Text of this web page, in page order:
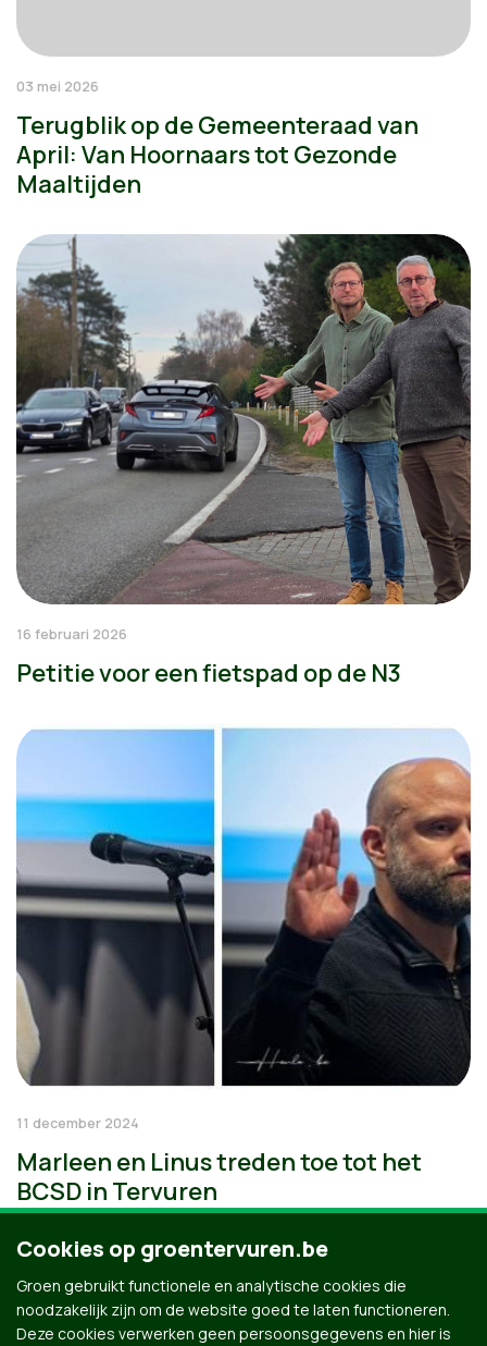
03 mei 2026
Terugblik op de Gemeenteraad van
April: Van Hoornaars tot Gezonde
Maaltijden
16 februari 2026
Petitie voor een fietspad op de N3
11 december 2024
Marleen en Linus treden toe tot het
BCSD in Tervuren
Cookies op groentervuren.be
Groen gebruikt functionele en analytische cookies die
noodzakelijk zijn om de website goed te laten functioneren.
Deze cookies verwerken geen persoonsgegevens en hier is